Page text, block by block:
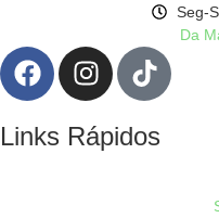
Seg-
Da
Links Rápidos